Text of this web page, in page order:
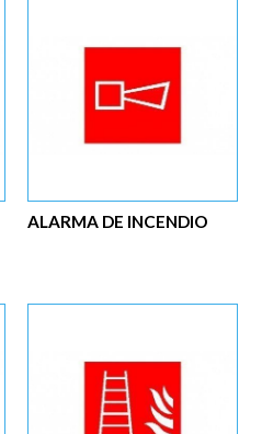
ALARMA DE INCENDIO